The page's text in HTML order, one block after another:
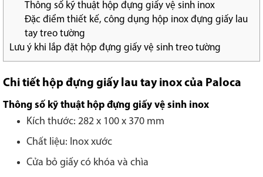
Thông số kỹ thuật hộp đựng giấy vệ sinh inox
Đặc điểm thiết kế, công dụng hộp inox đựng giấy lau
tay treo tường
Lưu ý khi lắp đặt hộp đựng giấy vệ sinh treo tường
Chi tiết hộp đựng giấy lau tay inox của Paloca
Thông số kỹ thuật hộp đựng giấy vệ sinh inox
Kích thước: 282 x 100 x 370 mm
Chất liệu: Inox xước
Cửa bỏ giấy có khóa và chìa